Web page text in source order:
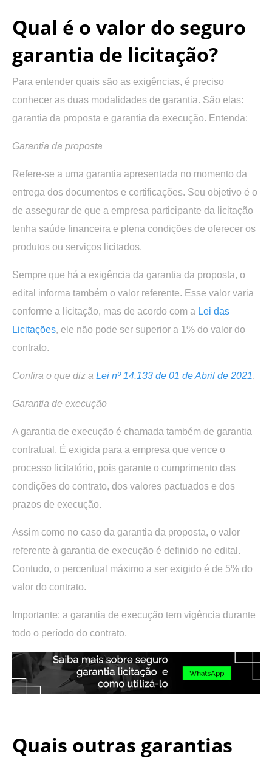
Qual é o valor do seguro
garantia de licitação?
Para entender quais são as exigências, é preciso
conhecer as duas modalidades de garantia. São elas:
garantia da proposta e garantia da execução. Entenda:
Garantia da proposta
Refere-se a uma garantia apresentada no momento da
entrega dos documentos e certificações. Seu objetivo é o
de assegurar de que a empresa participante da licitação
tenha saúde financeira e plena condições de oferecer os
produtos ou serviços licitados.
Sempre que há a exigência da garantia da proposta, o
edital informa também o valor referente. Esse valor varia
conforme a licitação, mas de acordo com a Lei das
Licitações, ele não pode ser superior a 1% do valor do
contrato.
Confira o que diz a Lei nº 14.133 de 01 de Abril de 2021.
Garantia de execução
A garantia de execução é chamada também de garantia
contratual. É exigida para a empresa que vence o
processo licitatório, pois garante o cumprimento das
condições do contrato, dos valores pactuados e dos
prazos de execução.
Assim como no caso da garantia da proposta, o valor
referente à garantia de execução é definido no edital.
Contudo, o percentual máximo a ser exigido é de 5% do
valor do contrato.
Importante: a garantia de execução tem vigência durante
todo o período do contrato.
Quais outras garantias